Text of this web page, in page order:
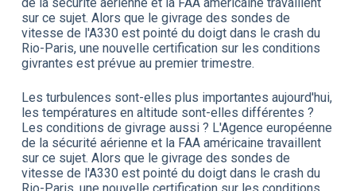
sur ce sujet. Alors que le givrage des sondes de
vitesse de l'A330 est pointé du doigt dans le crash du
Rio-Paris, une nouvelle certification sur les conditions
givrantes est prévue au premier trimestre.
Les turbulences sont-elles plus importantes aujourd'hui,
les températures en altitude sont-elles différentes ?
Les conditions de givrage aussi ? L'Agence européenne
de la sécurité aérienne et la FAA américaine travaillent
sur ce sujet. Alors que le givrage des sondes de
vitesse de l'A330 est pointé du doigt dans le crash du